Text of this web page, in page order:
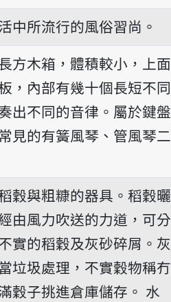
中所流行的風俗習尚。
方木箱，體積較小，上面
，內部有幾十個長短不同
出不同的音律。屬於鍵盤
見的有簧風琴、管風琴二
穀與粗糠的器具。稻穀曬
由風力吹送的力道，可分
實的稻穀及灰砂碎屑。灰
垃圾處理，不實穀物稱冇
穀子挑進倉庫儲存。 水